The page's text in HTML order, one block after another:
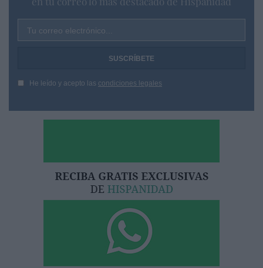
Tu correo electrónico...
He leído y acepto las condiciones legales